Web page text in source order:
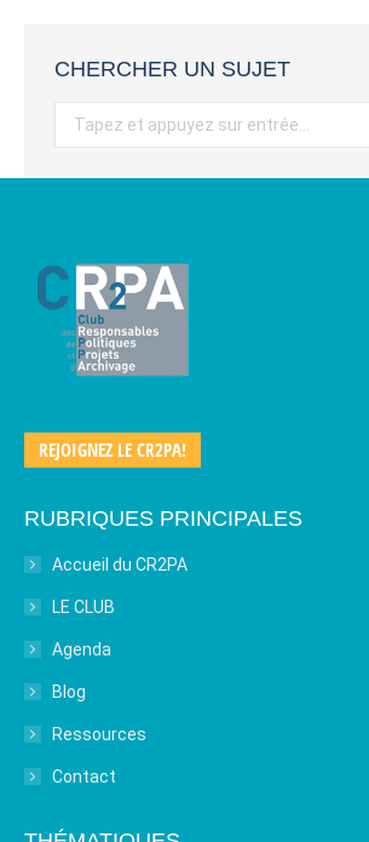
CHERCHER UN SUJET
Recherche
REJOIGNEZ LE CR2PA!
RUBRIQUES PRINCIPALES
Accueil du CR2PA
LE CLUB
Agenda
Blog
Ressources
Contact